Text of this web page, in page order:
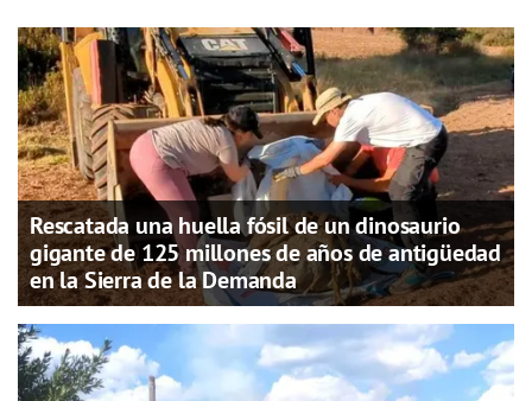
Rescatada una huella fósil de un dinosaurio
gigante de 125 millones de años de antigüedad
en la Sierra de la Demanda